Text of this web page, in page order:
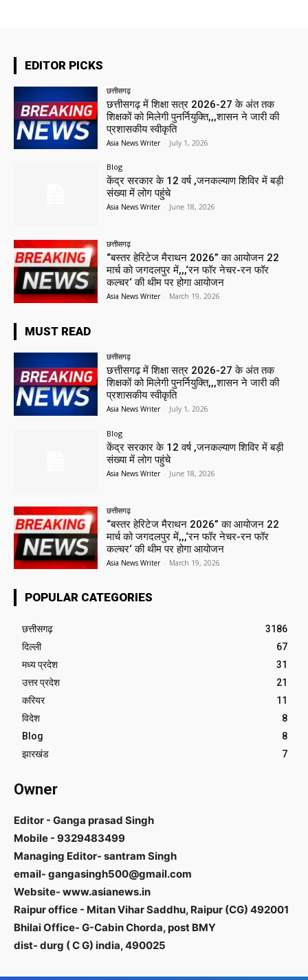
EDITOR PICKS
छत्तीसगढ़
छत्तीसगढ़ में शिक्षा सत्र 2026-27 के अंत तक
शिक्षकों को मिलेगी पुनर्नियुक्ति,,,शासन ने जारी की
प्रशासकीय स्वीकृति
Asia News Writer - July 1, 2026
Blog
केंद्र सरकार के 12 वर्ष ,जनकल्याण शिविर में बड़ी
संख्या में लोग पहुंचे
Asia News Writer - June 18, 2026
छत्तीसगढ़
“बस्तर हेरिटेज मैराथन 2026” का आयोजन 22
मार्च को जगदलपुर में,,,‘रन फॉर नेचर-रन फॉर
कल्चर‘ की थीम पर होगा आयोजन
Asia News Writer - March 19, 2026
MUST READ
छत्तीसगढ़
छत्तीसगढ़ में शिक्षा सत्र 2026-27 के अंत तक
शिक्षकों को मिलेगी पुनर्नियुक्ति,,,शासन ने जारी की
प्रशासकीय स्वीकृति
Asia News Writer - July 1, 2026
Blog
केंद्र सरकार के 12 वर्ष ,जनकल्याण शिविर में बड़ी
संख्या में लोग पहुंचे
Asia News Writer - June 18, 2026
छत्तीसगढ़
“बस्तर हेरिटेज मैराथन 2026” का आयोजन 22
मार्च को जगदलपुर में,,,‘रन फॉर नेचर-रन फॉर
कल्चर‘ की थीम पर होगा आयोजन
Asia News Writer - March 19, 2026
POPULAR CATEGORIES
छत्तीसगढ़
3186
दिल्ली
67
मध्य प्रदेश
31
उत्तर प्रदेश
21
करियर
11
विदेश
8
Blog
8
झारखंड
7
Owner
Editor - Ganga prasad Singh
Mobile - 9329483499
Managing Editor- santram Singh
email- gangasingh500@gmail.com
Website- www.asianews.in
Raipur office - Mitan Vihar Saddhu, Raipur (CG) 492001
Bhilai Office- G-Cabin Chorda, post BMY
dist- durg ( C G) india, 490025